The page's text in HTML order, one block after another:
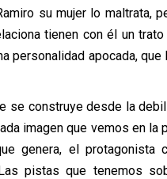
su mujer lo maltrata,
tienen con él un
personalidad apocada,
se construye desde la
imagen que vemos en
genera, el protagonista
pistas que tenemos